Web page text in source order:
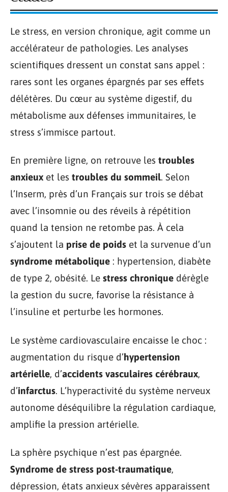
Le stress, en version chronique, agit comme un
accélérateur de pathologies. Les analyses
scientifiques dressent un constat sans appel :
rares sont les organes épargnés par ses effets
délétères. Du cœur au système digestif, du
métabolisme aux défenses immunitaires, le
stress s’immisce partout.
En première ligne, on retrouve les troubles
anxieux et les troubles du sommeil. Selon
l’Inserm, près d’un Français sur trois se débat
avec l’insomnie ou des réveils à répétition
quand la tension ne retombe pas. À cela
s’ajoutent la prise de poids et la survenue d’un
syndrome métabolique : hypertension, diabète
de type 2, obésité. Le stress chronique dérègle
la gestion du sucre, favorise la résistance à
l’insuline et perturbe les hormones.
Le système cardiovasculaire encaisse le choc :
augmentation du risque d’hypertension
artérielle, d’accidents vasculaires cérébraux,
d’infarctus. L’hyperactivité du système nerveux
autonome déséquilibre la régulation cardiaque,
amplifie la pression artérielle.
La sphère psychique n’est pas épargnée.
Syndrome de stress post-traumatique,
dépression, états anxieux sévères apparaissent